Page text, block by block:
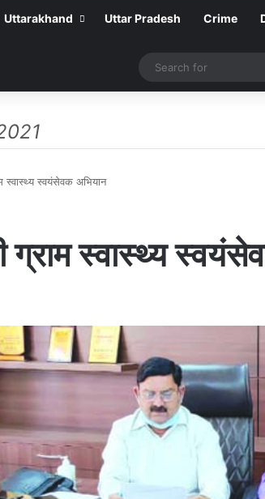
Uttarakhand Uttar Pradesh Crime
स्वास्थ्य स्वयंसेवक अभियान
ग्राम स्वास्थ्य